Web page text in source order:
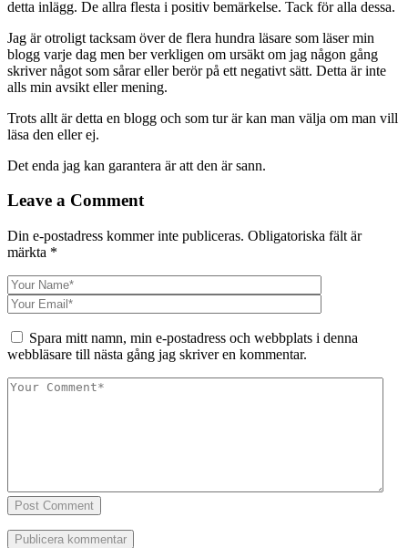
detta inlägg. De allra flesta i positiv bemärkelse. Tack för alla dessa.
Jag är otroligt tacksam över de flera hundra läsare som läser min
blogg varje dag men ber verkligen om ursäkt om jag någon gång
skriver något som sårar eller berör på ett negativt sätt. Detta är inte
alls min avsikt eller mening.
Trots allt är detta en blogg och som tur är kan man välja om man vill
läsa den eller ej.
Det enda jag kan garantera är att den är sann.
Leave a Comment
Din e-postadress kommer inte publiceras. Obligatoriska fält är
märkta *
Spara mitt namn, min e-postadress och webbplats i denna
webbläsare till nästa gång jag skriver en kommentar.
Post Comment